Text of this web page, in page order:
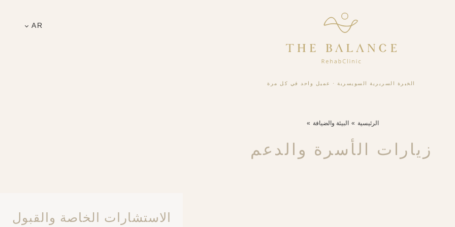
AR
الخبرة السريرية السويسرية · عميل واحد في كل مرة
الرئيسية البيئة والضيافة
زيارات الأسرة والدعم
الاستشارات الخاصة والقبول